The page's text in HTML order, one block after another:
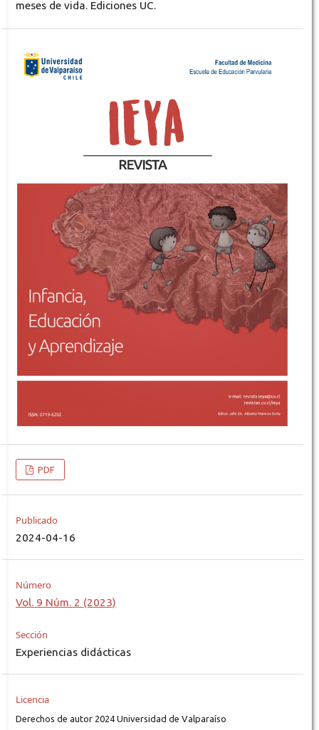
meses de vida. Ediciones UC.
PDF
Publicado
2024-04-16
Número
Vol. 9 Núm. 2 (2023)
Sección
Experiencias didácticas
Licencia
Derechos de autor 2024 Universidad de Valparaíso